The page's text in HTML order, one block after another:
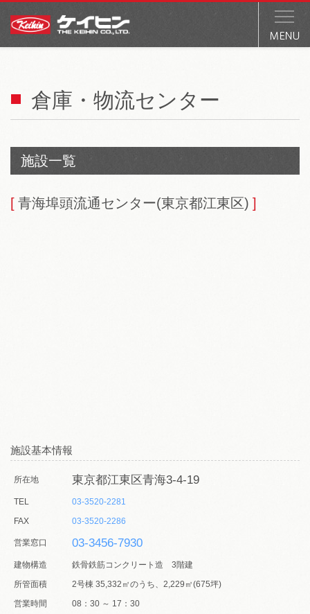
倉庫・物流センター
施設一覧
青海埠頭​流通センター(東京都江東区)
施設基本情報
所在地 東京都江東区青海3-4-19
TEL
03-3520-2281
FAX
03-3520-2286
営業窓口 03-3456-7930
建物構造
鉄骨鉄筋コンクリート造 3階建
所管面積
2号棟 35,332㎡のうち、2,229㎡(675坪)
営業時間
08：30 ～ 17：30